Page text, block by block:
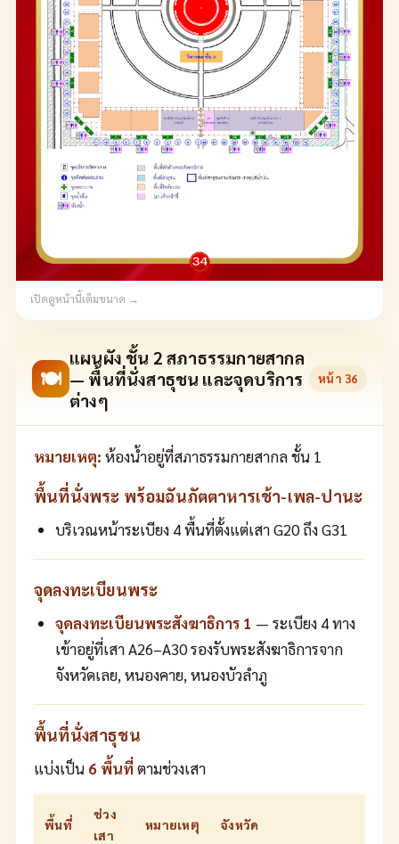
เปิดดูหน้านี้เต็มขนาด →
🍽
แผนผัง ชั้น 2 สภาธรรมกายสากล
— พื้นที่นั่งสาธุชน และจุดบริการ
ต่างๆ
หน้า 36
หมายเหตุ: ห้องน้ำอยู่ที่สภาธรรมกายสากล ชั้น 1
พื้นที่นั่งพระ พร้อมฉันภัตตาหารเช้า-เพล-ปานะ
บริเวณหน้าระเบียง 4 พื้นที่ตั้งแต่เสา G20 ถึง G31
จุดลงทะเบียนพระ
จุดลงทะเบียนพระสังฆาธิการ 1 — ระเบียง 4 ทาง
เข้าอยู่ที่เสา A26–A30 รองรับพระสังฆาธิการจาก
จังหวัดเลย, หนองคาย, หนองบัวลำภู
พื้นที่นั่งสาธุชน
แบ่งเป็น 6 พื้นที่ตามช่วงเสา
พื้นที่
ช่วง
เสา
หมายเหตุ จังหวัด